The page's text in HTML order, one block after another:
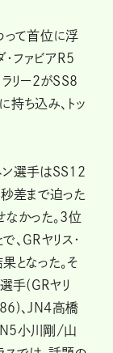
って首位に浮
ファビアR5
リー2がSS8
持ち込み、トッ
ン選手はSS12
差まで迫った
なかった。3位
GRヤリス・
となった。そ
手(GRヤリ
、JN4高橋
小川剛/山